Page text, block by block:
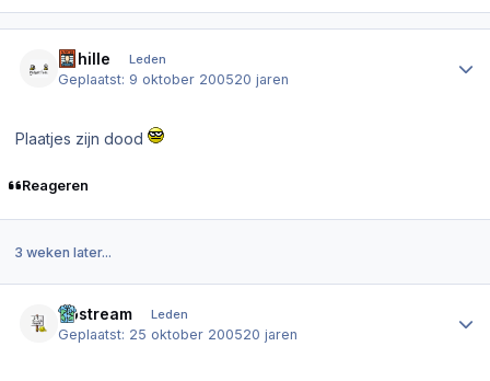
Achille Leden
Geplaatst: 9 oktober 200520 jaren
Plaatjes zijn dood
Reageren
3 weken later...
Upstream Leden
Geplaatst: 25 oktober 200520 jaren